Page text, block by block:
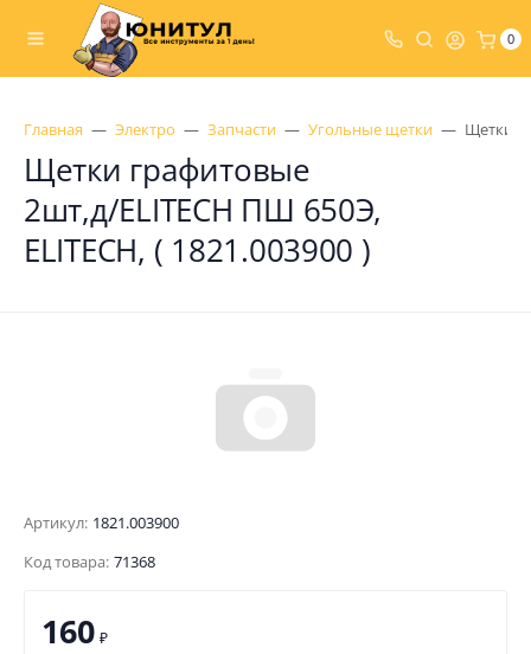
0
Главная Электро Запчасти Угольные щетки Щетки
Щетки графитовые
2шт,д/ELITECH ПШ 650Э,
ELITECH, ( 1821.003900 )
Артикул: 1821.003900
Код товара: 71368
160 ₽